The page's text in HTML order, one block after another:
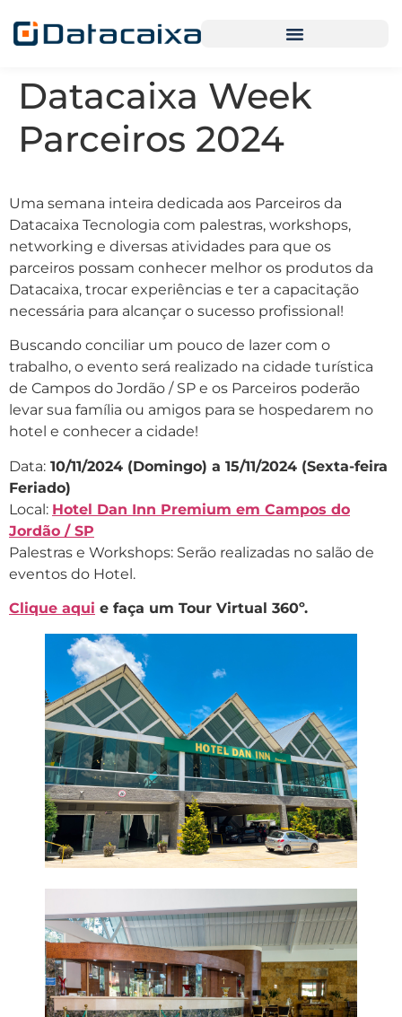
Datacaixa Week
Parceiros 2024
Uma semana inteira dedicada aos Parceiros da
Datacaixa Tecnologia com palestras, workshops,
networking e diversas atividades para que os
parceiros possam conhecer melhor os produtos da
Datacaixa, trocar experiências e ter a capacitação
necessária para alcançar o sucesso profissional!
Buscando conciliar um pouco de lazer com o
trabalho, o evento será realizado na cidade turística
de Campos do Jordão / SP e os Parceiros poderão
levar sua família ou amigos para se hospedarem no
hotel e conhecer a cidade!
Data: 10/11/2024 (Domingo) a 15/11/2024 (Sexta-feira
Feriado)
Local: Hotel Dan Inn Premium em Campos do
Jordão / SP
Palestras e Workshops: Serão realizadas no salão de
eventos do Hotel.
Clique aqui e faça um Tour Virtual 360º.